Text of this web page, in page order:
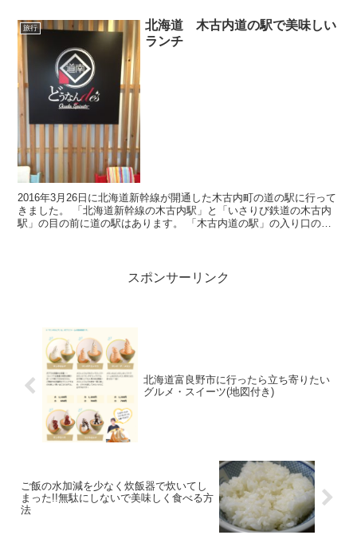
旅行
北海道 木古内道の駅で美味しい
ランチ
2016年3月26日に北海道新幹線が開通した木古内町の道の駅に行って
きました。 「北海道新幹線の木古内駅」と「いさりび鉄道の木古内
駅」の目の前に道の駅はあります。 「木古内道の駅」の入り口のキ
スポンサーリンク
北海道富良野市に行ったら立ち寄りたい
グルメ・スイーツ(地図付き)
ご飯の水加減を少なく炊飯器で炊いてし
まった!!無駄にしないで美味しく食べる方
法